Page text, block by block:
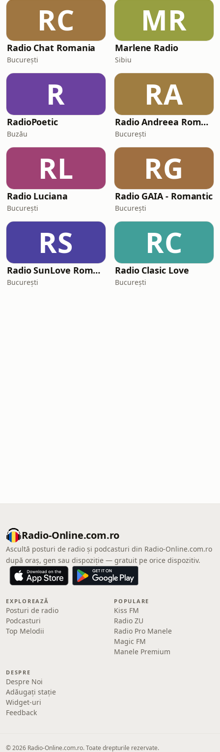
RC
Radio Chat Romania
București
MR
Marlene Radio
Sibiu
R
RadioPoetic
Buzău
RA
Radio Andreea Romania
București
RL
Radio Luciana
București
RG
Radio GAIA - Romantic
București
RS
Radio SunLove Romania
București
RC
Radio Clasic Love
București
Radio-Online.com.ro
Ascultă posturi de radio și podcasturi din Radio-Online.com.ro
după oraș, gen sau dispoziție — gratuit pe orice dispozitiv.
EXPLOREAZĂ
Posturi de radio
Podcasturi
Top Melodii
POPULARE
Kiss FM
Radio ZU
Radio Pro Manele
Magic FM
Manele Premium
DESPRE
Despre Noi
Adăugați stație
Widget-uri
Feedback
© 2026 Radio-Online.com.ro. Toate drepturile rezervate.